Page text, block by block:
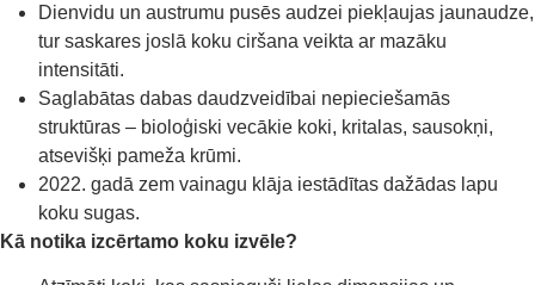
Dienvidu un austrumu pusēs audzei piekļaujas jaunaudze,
tur saskares joslā koku ciršana veikta ar mazāku
intensitāti.
Saglabātas dabas daudzveidībai nepieciešamās
struktūras – bioloģiski vecākie koki, kritalas, sausokņi,
atsevišķi pameža krūmi.
2022. gadā zem vainagu klāja iestādītas dažādas lapu
koku sugas.
Kā notika izcērtamo koku izvēle?